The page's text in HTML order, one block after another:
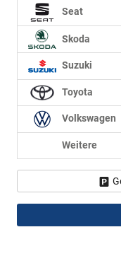
Seat
Skoda
Suzuki
Toyota
Volkswagen
Weitere